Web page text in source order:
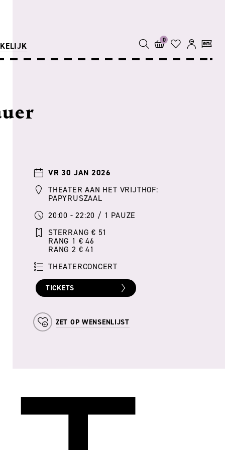
0
VR 30 JAN 2026
THEATER AAN HET VRIJTHOF:
PAPYRUSZAAL
20:00 - 22:20 / 1 PAUZE
STERRANG € 51
RANG 1 € 46
RANG 2 € 41
THEATERCONCERT
TICKETS
ZET OP WENSENLIJST